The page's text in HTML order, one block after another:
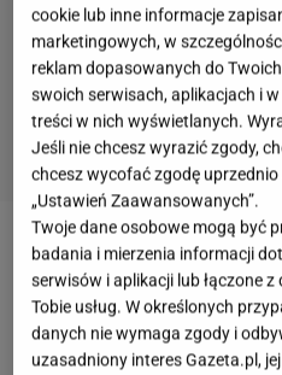
Olaplex nieustannie
włosysą nie tylko
rzeczywistością. Olaplex
pielęgnacji włosów, która
cookie lub inne informacje
marketingowych, w
reklam dopasowanych do
swoich serwisach, aplikacjach i
treści w nich wyświetlanych.
Jeśli nie chcesz wyrazić zgody,
chcesz wycofać zgodę
„Ustawień Zaawansowanych”.
Twoje dane osobowe mogą być
badania i mierzenia informacji
serwisów i aplikacji lub łączone
Tobie usług. W określonych
danych nie wymaga zgody i
uzasadniony interes Gazeta.pl,